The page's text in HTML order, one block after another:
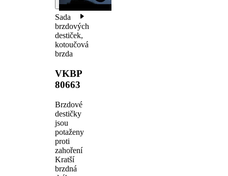
Sada
brzdových
destiček,
kotoučová
brzda
VKBP
80663
Brzdové
destičky
jsou
potaženy
proti
zahoření
Kratší
brzdná